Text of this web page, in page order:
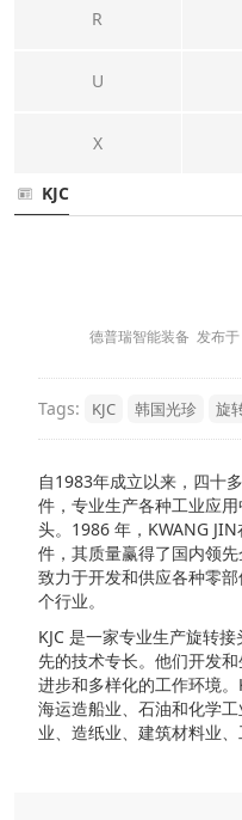
R
U
X
KJC
德普瑞智能装备 发布
Tags: KJC 韩国光珍 旋
自1983年成立以来，四十
件，专业生产各种工业应
头。1986 年，KWANG
件，其质量赢得了国内领
致力于开发和供应各种零
个行业。
KJC 是一家专业生产旋转
先的技术专长。他们开发
进步和多样化的工作环境
海运造船业、石油和化学
业、造纸业、建筑材料业